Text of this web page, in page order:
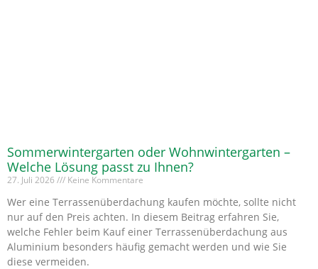
Sommerwintergarten oder Wohnwintergarten –
Welche Lösung passt zu Ihnen?
27. Juli 2026 Keine Kommentare
Wer eine Terrassenüberdachung kaufen möchte, sollte nicht
nur auf den Preis achten. In diesem Beitrag erfahren Sie,
welche Fehler beim Kauf einer Terrassenüberdachung aus
Aluminium besonders häufig gemacht werden und wie Sie
diese vermeiden.